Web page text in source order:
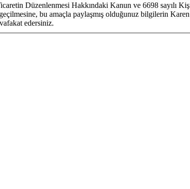
Düzenlenmesi Hakkındaki Kanun ve 6698 sayılı
bu amaçla paylaşmış olduğunuz bilgilerin
edersiniz.